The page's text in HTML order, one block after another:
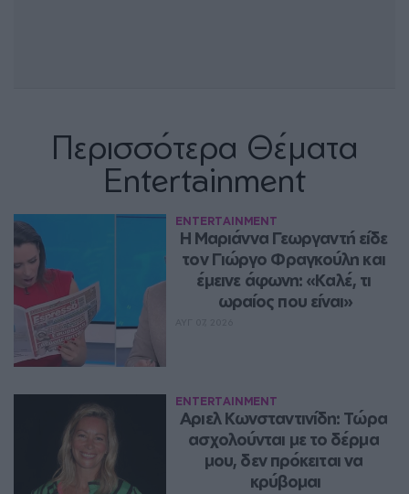
Περισσότερα Θέματα
Entertainment
ENTERTAINMENT
Η Μαριάννα Γεωργαντή είδε
τον Γιώργο Φραγκούλη και
έμεινε άφωνη: «Καλέ, τι
ωραίος που είναι»
ENTERTAINMENT
Αριελ Κωνσταντινίδη: Τώρα
ασχολούνται με το δέρμα
μου, δεν πρόκειται να
κρύβομαι